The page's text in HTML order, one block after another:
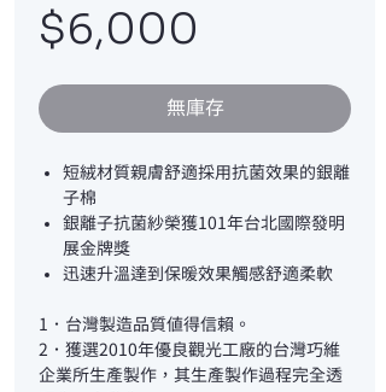
$6,000
格
無庫存
短絨材質親膚舒適採用抗菌效果的銀離
子棉
銀離子抗菌紗榮獲101年台北國際發明
展金牌獎
迅速升溫達到保暖效果觸感舒適柔軟
1．台灣製造品質值得信賴。
2．獲選2010年優良觀光工廠的台灣巧維
企業所生產製作，其生產製作過程完全透